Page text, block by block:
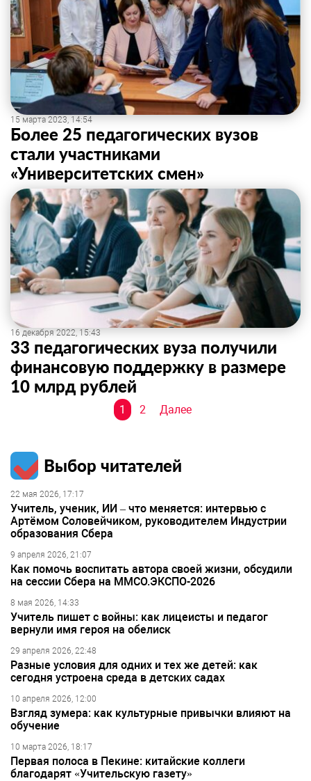
15 марта 2023, 14:54
Более 25 педагогических вузов
стали участниками
«Университетских смен»
16 декабря 2022, 15:43
33 педагогических вуза получили
финансовую поддержку в размере
10 млрд рублей
Навигация
записям
1 2 Далее
Выбор читателей
22 мая 2026, 17:17
Учитель, ученик, ИИ – что меняется: интервью с
Артёмом Соловейчиком, руководителем Индустрии
образования Сбера
9 апреля 2026, 21:07
Как помочь воспитать автора своей жизни, обсудили
на сессии Сбера на ММСО.ЭКСПО-2026
8 мая 2026, 14:33
Учитель пишет с войны: как лицеисты и педагог
вернули имя героя на обелиск
29 апреля 2026, 22:48
Разные условия для одних и тех же детей: как
сегодня устроена среда в детских садах
10 апреля 2026, 12:00
Взгляд зумера: как культурные привычки влияют на
обучение
10 марта 2026, 18:17
Первая полоса в Пекине: китайские коллеги
благодарят «Учительскую газету»